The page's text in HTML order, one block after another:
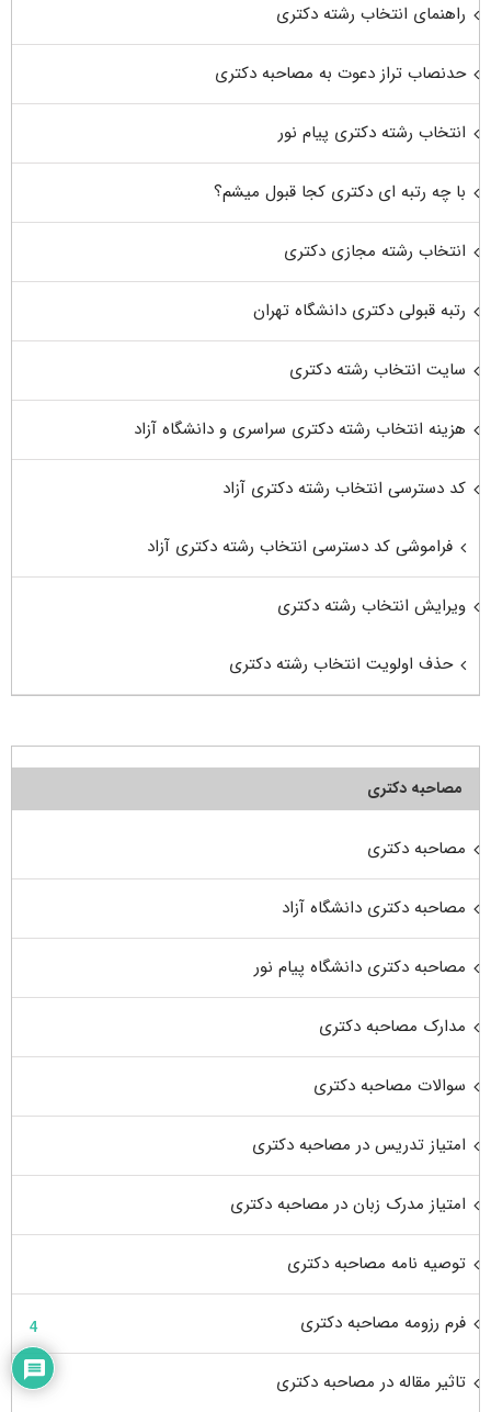
راهنمای انتخاب رشته دکتری
حدنصاب تراز دعوت به مصاحبه دکتری
انتخاب رشته دکتری پیام نور
با چه رتبه ای دکتری کجا قبول میشم؟
انتخاب رشته مجازی دکتری
رتبه قبولی دکتری دانشگاه تهران
سایت انتخاب رشته دکتری
هزینه انتخاب رشته دکتری سراسری و دانشگاه آزاد
کد دسترسی انتخاب رشته دکتری آزاد
فراموشی کد دسترسی انتخاب رشته دکتری آزاد
ویرایش انتخاب رشته دکتری
حذف اولویت انتخاب رشته دکتری
مصاحبه دکتری
مصاحبه دکتری
مصاحبه دکتری دانشگاه آزاد
مصاحبه دکتری دانشگاه پیام نور
مدارک مصاحبه دکتری
سوالات مصاحبه دکتری
امتیاز تدریس در مصاحبه دکتری
امتیاز مدرک زبان در مصاحبه دکتری
توصیه نامه مصاحبه دکتری
فرم رزومه مصاحبه دکتری
تاثیر مقاله در مصاحبه دکتری
4